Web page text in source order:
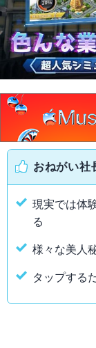
おねがい社
現実では体
る
様々な美人
タップする